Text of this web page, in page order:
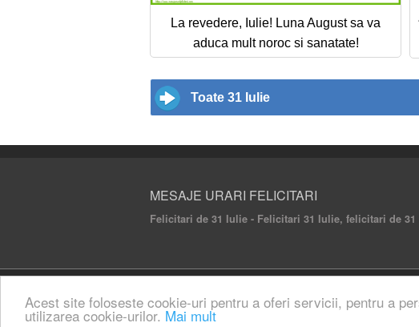
Acest site foloseste cookie-uri pentru a oferi servicii, pentru a
utilizarea cookie-urilor. Mai mult
La revedere, Iulie! Luna August sa va
aduca mult noroc si sanatate!
Toate 31 Iulie
MESAJE URARI FELICITARI
Felicitari de 31 Iulie - Felicitari 31 Iulie, felicitari de